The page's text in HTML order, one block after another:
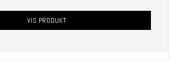
VIS PRODUKT